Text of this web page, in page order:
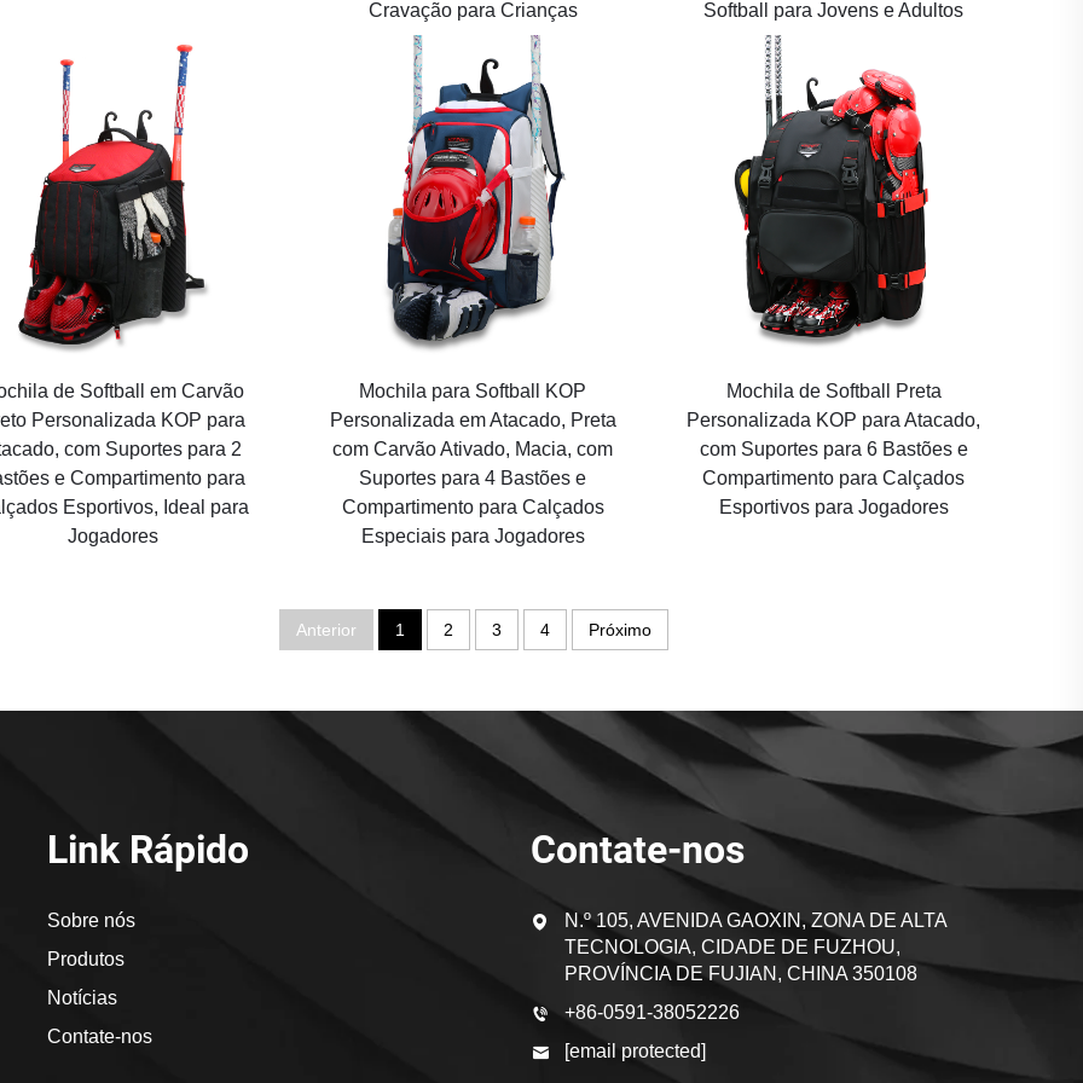
Cravação para Crianças
Softball para Jovens e Adultos
de Softball em Carvão
Personalizada KOP para
com Suportes para 2
e Compartimento para
Esportivos, Ideal para
Jogadores
Mochila para Softball KOP
Personalizada em Atacado, Preta
com Carvão Ativado, Macia, com
Suportes para 4 Bastões e
Compartimento para Calçados
Especiais para Jogadores
Mochila de Softball Preta
Personalizada KOP para Atacado,
com Suportes para 6 Bastões e
Compartimento para Calçados
Esportivos para Jogadores
Anterior 1 2 3 4 Próximo
Link Rápido
Sobre nós
Produtos
Notícias
Contate-nos
Contate-nos
N.º 105, AVENIDA GAOXIN, ZONA DE ALTA
TECNOLOGIA, CIDADE DE FUZHOU,
PROVÍNCIA DE FUJIAN, CHINA 350108
+86-0591-38052226
[email protected]